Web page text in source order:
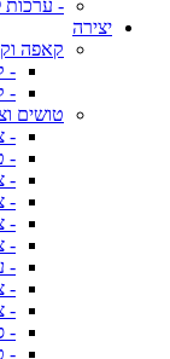
- ערכות
יצירה
קאפה
-
-
טושים
-
-
-
-
-
-
-
-
-
-
-